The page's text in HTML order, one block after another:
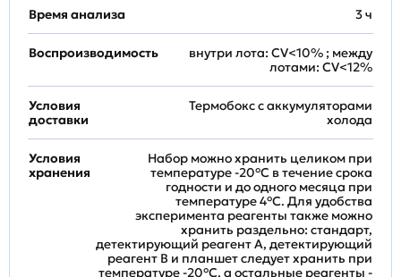
Время анализа 3 ч
Воспроизводимость
внутри лота: CV<10% ; между
лотами: CV<12%
Условия
доставки
Термобокс с аккумуляторами
холода
Условия
хранения
Набор можно хранить целиком при
температуре -20°C в течение срока
годности и до одного месяца при
температуре 4°C. Для удобства
эксперимента реагенты также можно
хранить раздельно: стандарт,
детектирующий реагент A, детектирующий
реагент B и планшет следует хранить при
температуре -20°C, а остальные реагенты -